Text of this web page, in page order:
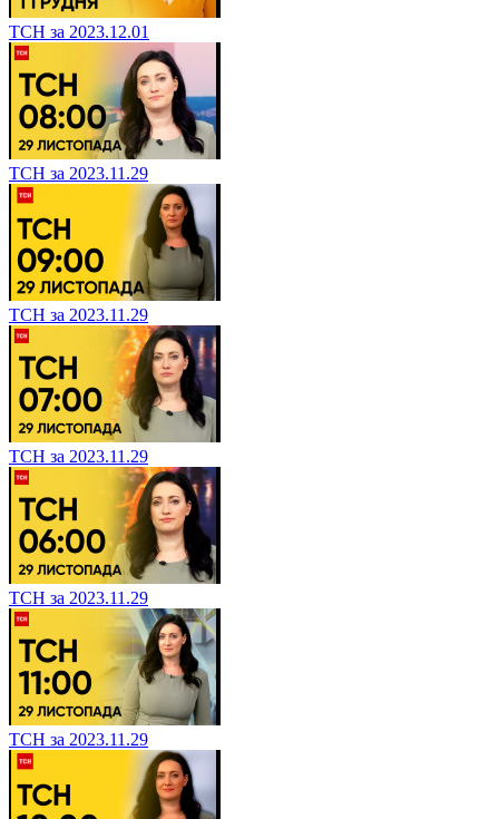
ТСН за 2023.12.01
ТСН за 2023.11.29
ТСН за 2023.11.29
ТСН за 2023.11.29
ТСН за 2023.11.29
ТСН за 2023.11.29